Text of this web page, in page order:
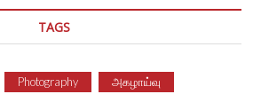
TAGS
Photography அகழாய்வு